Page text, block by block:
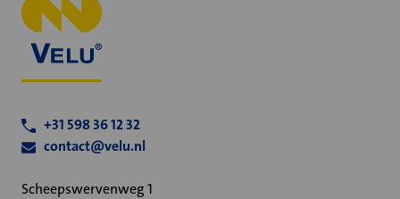
+31 598 36 12 32
contact@velu.nl
Scheepswervenweg 1